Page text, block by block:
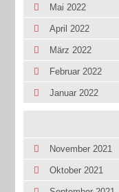
Mai 2022
April 2022
März 2022
Februar 2022
Januar 2022
November 2021
Oktober 2021